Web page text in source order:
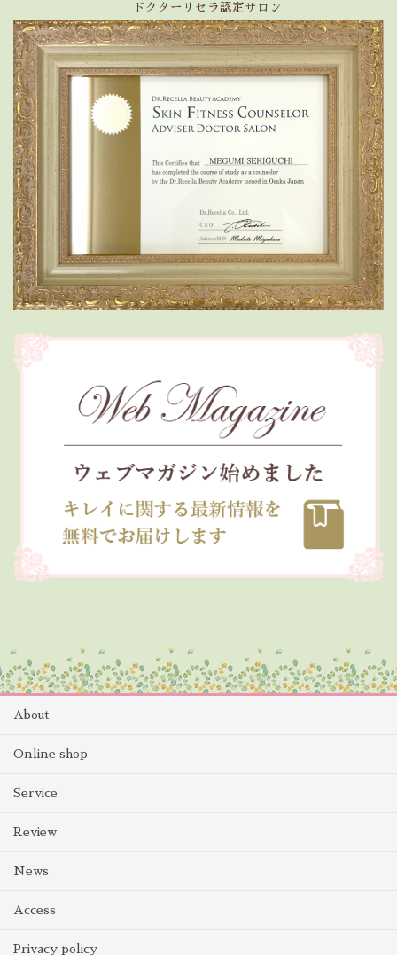
ドクターリセラ認定サロン
About
Online shop
Service
Review
News
Access
Privacy policy